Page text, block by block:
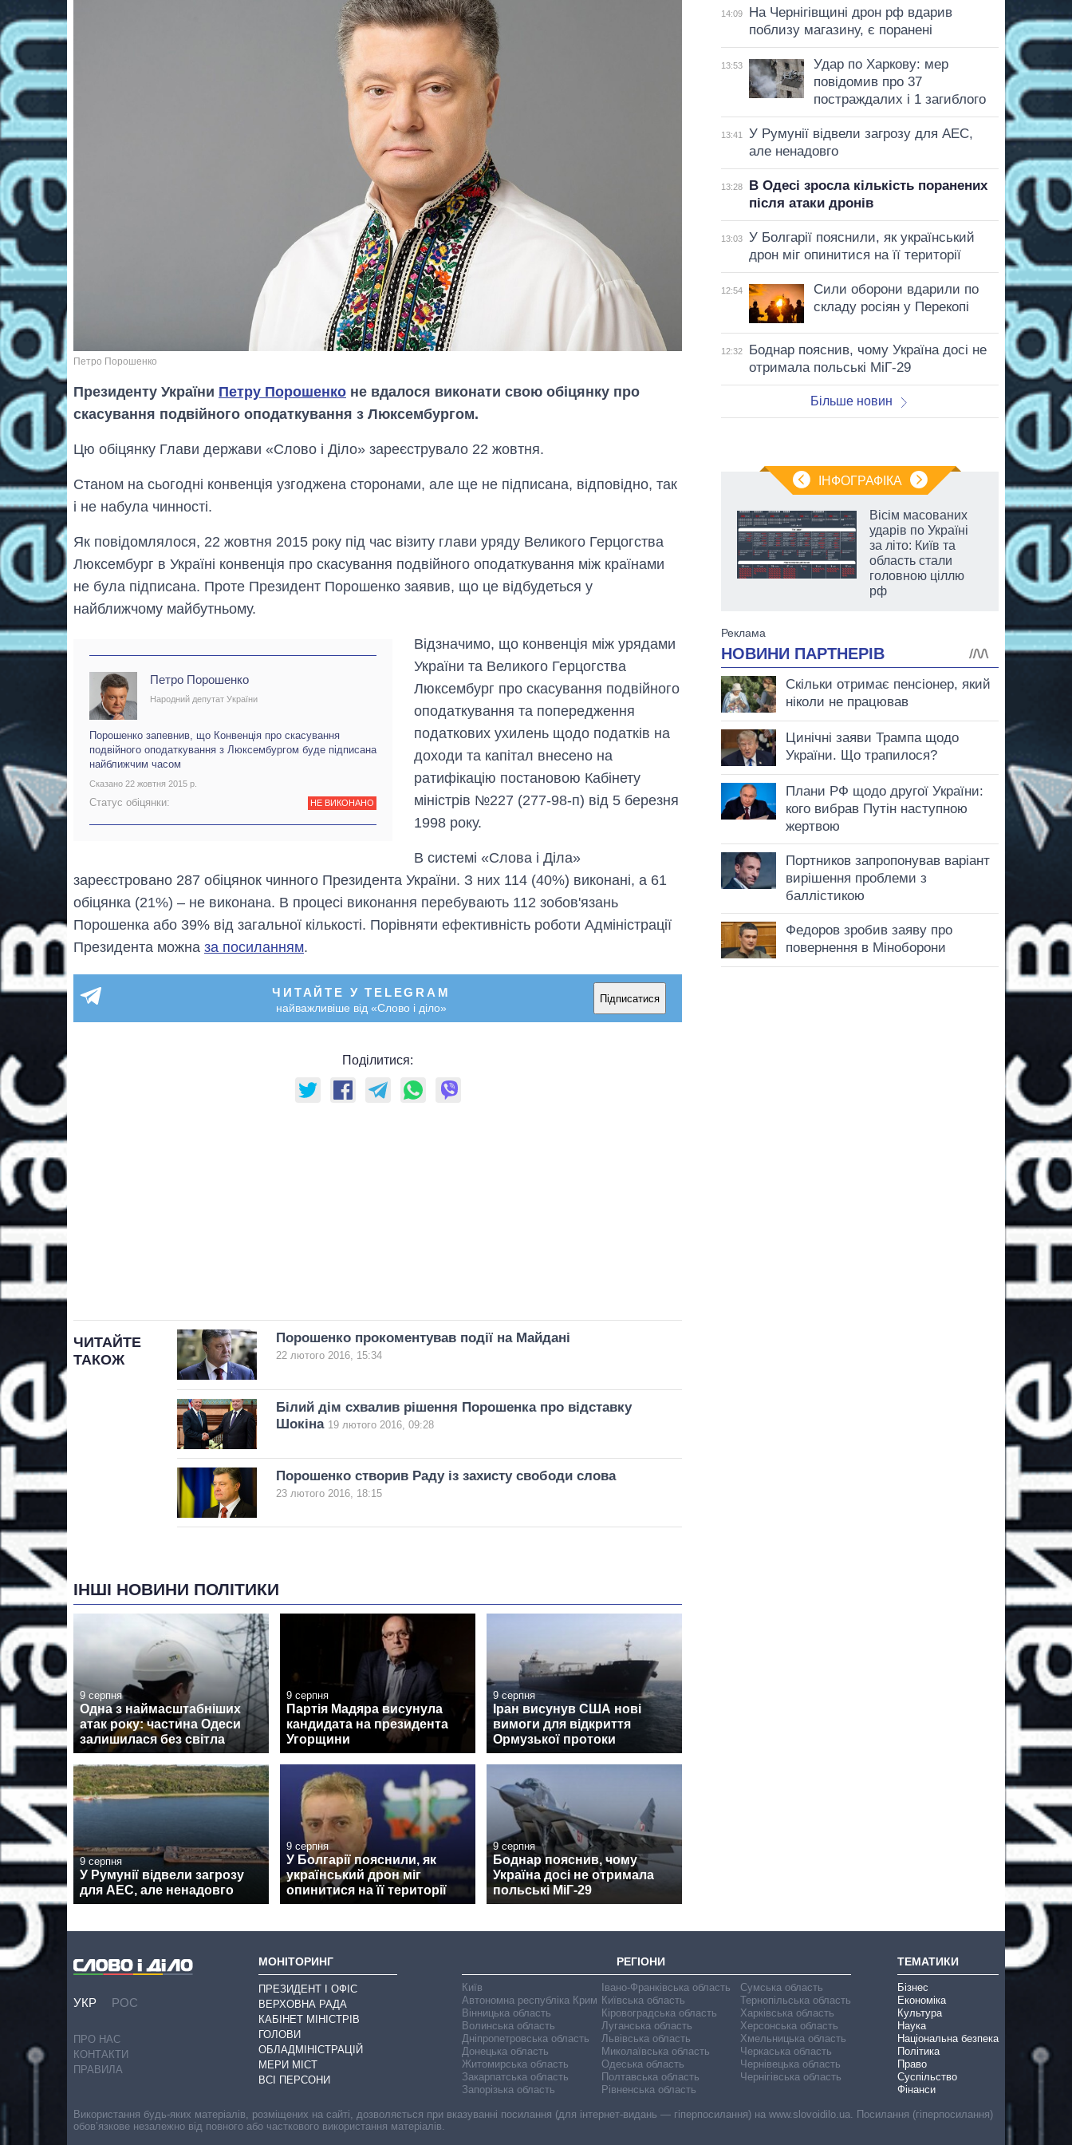
Петро Порошенко
Президенту України Петру Порошенко не вдалося виконати свою обіцянку про
скасування подвійного оподаткування з Люксембургом.
Цю обіцянку Глави держави «Слово і Діло» зареєструвало 22 жовтня.
Станом на сьогодні конвенція узгоджена сторонами, але ще не підписана, відповідно, так
і не набула чинності.
Як повідомлялося, 22 жовтня 2015 року під час візиту глави уряду Великого Герцогства
Люксембург в Україні конвенція про скасування подвійного оподаткування між країнами
не була підписана. Проте Президент Порошенко заявив, що це відбудеться у
найближчому майбутньому.
Петро Порошенко
Народний депутат України
Порошенко запевнив, що Конвенція про скасування
подвійного оподаткування з Люксембургом буде підписана
найближчим часом
Сказано 22 жовтня 2015 р.
Статус обіцянки: НЕ ВИКОНАНО
Відзначимо, що конвенція між урядами
України та Великого Герцогства
Люксембург про скасування подвійного
оподаткування та попередження
податкових ухилень щодо податків на
доходи та капітал внесено на
ратифікацію постановою Кабінету
міністрів №227 (277-98-п) від 5 березня
1998 року.
В системі «Слова і Діла»
зареєстровано 287 обіцянок чинного Президента України. З них 114 (40%) виконані, а 61
обіцянка (21%) – не виконана. В процесі виконання перебувають 112 зобов'язань
Порошенка або 39% від загальної кількості. Порівняти ефективність роботи Адміністрації
Президента можна за посиланням.
ЧИТАЙТЕ У TELEGRAM
найважливіше від «Слово і діло»
Підписатися
Поділитися:
ЧИТАЙТЕ
ТАКОЖ
Порошенко прокоментував події на Майдані
22 лютого 2016, 15:34
Білий дім схвалив рішення Порошенка про відставку
Шокіна 19 лютого 2016, 09:28
Порошенко створив Раду із захисту свободи слова
23 лютого 2016, 18:15
ІНШІ НОВИНИ ПОЛІТИКИ
9 серпня
Одна з наймасштабніших
атак року: частина Одеси
залишилася без світла
9 серпня
Партія Мадяра висунула
кандидата на президента
Угорщини
9 серпня
Іран висунув США нові
вимоги для відкриття
Ормузької протоки
9 серпня
У Румунії відвели загрозу
для АЕС, але ненадовго
9 серпня
У Болгарії пояснили, як
український дрон міг
опинитися на її території
9 серпня
Боднар пояснив, чому
Україна досі не отримала
польські МіГ-29
14:09
На Чернігівщині дрон рф вдарив
поблизу магазину, є поранені
13:53
Удар по Харкову: мер
повідомив про 37
постраждалих і 1 загиблого
13:41
У Румунії відвели загрозу для АЕС,
але ненадовго
13:28
В Одесі зросла кількість поранених
після атаки дронів
13:03
У Болгарії пояснили, як український
дрон міг опинитися на її території
12:54
Сили оборони вдарили по
складу росіян у Перекопі
12:32
Боднар пояснив, чому Україна досі не
отримала польські МіГ-29
Більше новин
ІНФОГРАФІКА
Україні до і під час
великої війни
Вісім масованих
ударів по Україні
за літо: Київ та
область стали
головною ціллю
рф
УКР РОС
ПРО НАС
КОНТАКТИ
ПРАВИЛА
МОНІТОРИНГ
ПРЕЗИДЕНТ І ОФІС
ВЕРХОВНА РАДА
КАБІНЕТ МІНІСТРІВ
ГОЛОВИ
ОБЛАДМІНІСТРАЦІЙ
МЕРИ МІСТ
ВСІ ПЕРСОНИ
РЕГІОНИ
Київ
Автономна республіка Крим
Вінницька область
Волинська область
Дніпропетровська область
Донецька область
Житомирська область
Закарпатська область
Запорізька область
Івано-Франківська область
Київська область
Кіровоградська область
Луганська область
Львівська область
Миколаївська область
Одеська область
Полтавська область
Рівненська область
Сумська область
Тернопільська область
Харківська область
Херсонська область
Хмельницька область
Черкаська область
Чернівецька область
Чернігівська область
ТЕМАТИКИ
Бізнес
Економіка
Культура
Наука
Національна безпека
Політика
Право
Суспільство
Фінанси
Використання будь-яких матеріалів, розміщених на сайті, дозволяється при вказуванні посилання (для інтернет-видань — гіперпосилання) на www.slovoidilo.ua. Посилання (гіперпосилання)
обов’язкове незалежно від повного або часткового використання матеріалів.